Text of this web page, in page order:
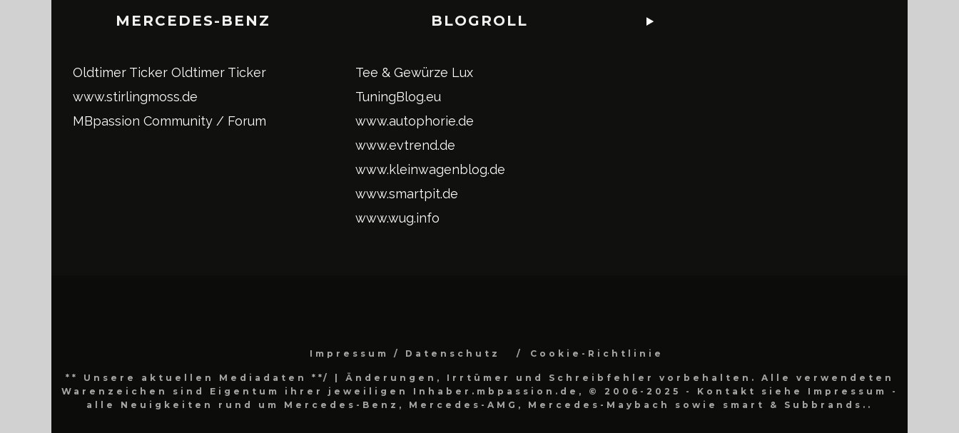
MERCEDES-BENZ
Oldtimer Ticker Oldtimer Ticker
www.stirlingmoss.de
MBpassion Community / Forum
BLOGROLL
Tee & Gewürze Lux
TuningBlog.eu
www.autophorie.de
www.evtrend.de
www.kleinwagenblog.de
www.smartpit.de
www.wug.info
Impressum / Datenschutz Cookie-Richtlinie
** Unsere aktuellen Mediadaten **/
| Änderungen, Irrtümer und Schreibfehler vorbehalten. Alle verwendeten
Warenzeichen sind Eigentum ihrer jeweiligen Inhaber.mbpassion.de, © 2006-2025 - Kontakt siehe Impressum -
alle Neuigkeiten rund um Mercedes-Benz, Mercedes-AMG, Mercedes-Maybach sowie smart & Subbrands..